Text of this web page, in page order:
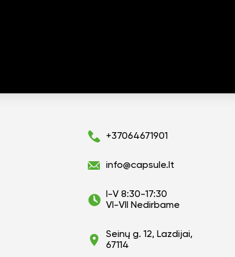
+37064671901
info@capsule.lt
I-V 8:30-17:30
VI-VII Nedirbame
Seinų g. 12, Lazdijai,
67114